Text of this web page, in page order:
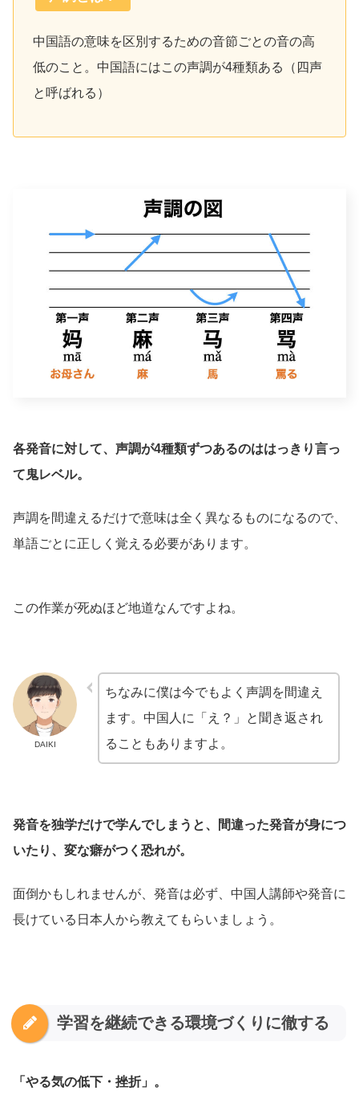
中国語の意味を区別するための音節ごとの音の高
低のこと。中国語にはこの声調が4種類ある（四声
と呼ばれる）
各発音に対して、声調が4種類ずつあるのははっきり言っ
て鬼レベル。
声調を間違えるだけで意味は全く異なるものになるので、
単語ごとに正しく覚える必要があります。
この作業が死ぬほど地道なんですよね。
DAIKI
ちなみに僕は今でもよく声調を間違え
ます。中国人に「え？」と聞き返され
ることもありますよ。
発音を独学だけで学んでしまうと、間違った発音が身につ
いたり、変な癖がつく恐れが。
面倒かもしれませんが、発音は必ず、中国人講師や発音に
長けている日本人から教えてもらいましょう。
学習を継続できる環境づくりに徹する
「やる気の低下・挫折」。